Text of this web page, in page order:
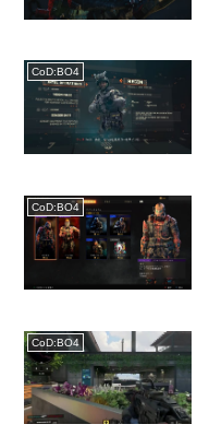
CoD:BO4
CoD:BO4
CoD:BO4